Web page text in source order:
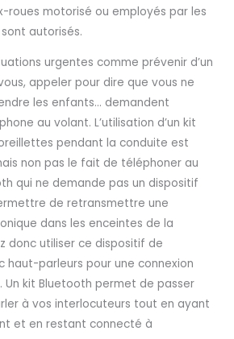
roues motorisé ou employés par les
autorisés.
urgentes comme prévenir d’un
appeler pour dire que vous ne
les enfants… demandent
au volant. L’utilisation d’un kit
pendant la conduite est
non pas le fait de téléphoner au
qui ne demande pas un dispositif
de retransmettre une
dans les enceintes de la
donc utiliser ce dispositif de
haut-parleurs pour une connexion
Un kit Bluetooth permet de passer
à vos interlocuteurs tout en ayant
et en restant connecté à